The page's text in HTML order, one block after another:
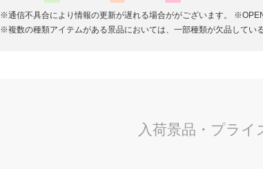
※通信不具合により情報の更新が遅れる場合ががございます。
※複数の種類アイテムがある景品においては、一部種類が欠品してい